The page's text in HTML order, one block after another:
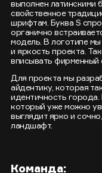
выполнен латинскими
свойственное
шрифтам. Буква S
органично
модель. В логотипе мы
и яркость проекта.
вписывать фирменный
Для проекта мы
айдентику, которая
идентичность города.
который уже можно
выглядит ярко и
ландшафт.
Команда: